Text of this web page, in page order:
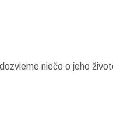
niečo o jeho